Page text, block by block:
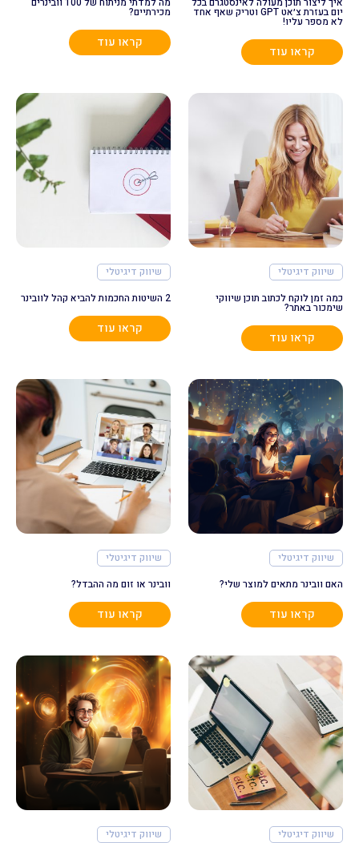
יום בעזרת צ׳אט GPT וטריק שאף אחד
לא מספר עליו!
קראו עוד
מכירתיים?
קראו עוד
שיווק דיגיטלי
כמה זמן לוקח לכתוב תוכן שיווקי
שימכור באתר?
קראו עוד
שיווק דיגיטלי
2 השיטות החכמות להביא קהל לוובינר
קראו עוד
שיווק דיגיטלי
האם וובינר מתאים למוצר שלי?
קראו עוד
שיווק דיגיטלי
וובינר או זום מה ההבדל?
קראו עוד
שיווק דיגיטלי
שיווק דיגיטלי